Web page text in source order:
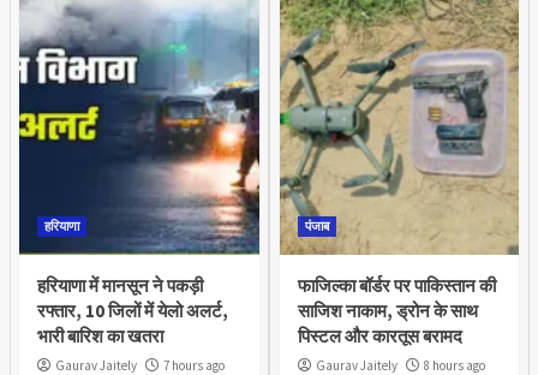
हरियाणा
हरियाणा में मानसून ने पकड़ी
रफ्तार, 10 जिलों में येलो अलर्ट,
भारी बारिश का खतरा
Gaurav Jaitely
7 hours ago
पंजाब
फाजिल्का बॉर्डर पर पाकिस्तान की
साजिश नाकाम, ड्रोन के साथ
पिस्टल और कारतूस बरामद
Gaurav Jaitely
8 hours ago